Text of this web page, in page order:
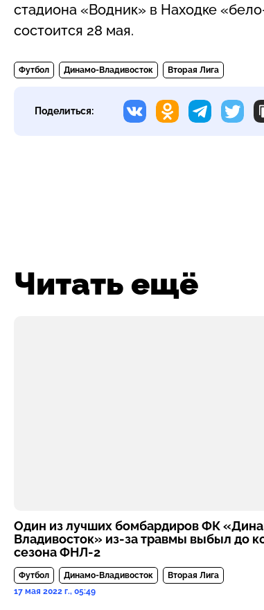
стадиона «Водник» в Находке
состоится 28 мая.
Футбол Динамо-Владивосток Вторая Лига
Поделиться:
Читать ещё
Один из лучших бомбардиров ФК
Владивосток» из-за травмы выбыл до
сезона ФНЛ-2
Футбол Динамо-Владивосток
Вторая Лига
17 мая 2022 г., 05:49